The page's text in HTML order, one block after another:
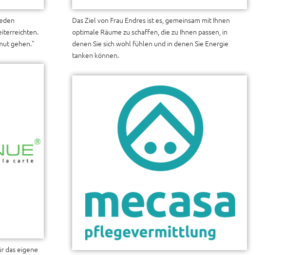
gehen."
das eigene
Das Ziel von Frau Endres ist es, gemeinsam mit Ihnen
optimale Räume zu schaffen, die zu Ihnen passen, in
denen Sie sich wohl fühlen und in denen Sie Energie
tanken können.